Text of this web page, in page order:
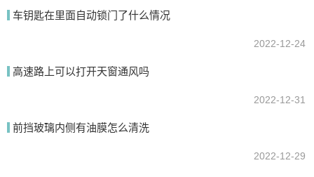
车钥匙在里面自动锁门了什么情况
2022-12-24
高速路上可以打开天窗通风吗
2022-12-31
前挡玻璃内侧有油膜怎么清洗
2022-12-29